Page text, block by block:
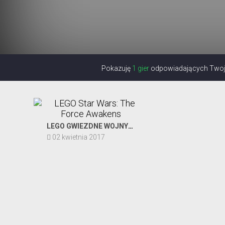
Pokazuję 1 gierodpowiadających
LEGO GWIEZDNE WOJNY: PRZEBUDZENIE MOCY
02 kwietnia 2017